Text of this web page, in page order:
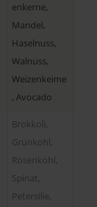
enkerne,
Mandel,
Haselnuss,
Walnuss,
Weizenkeime
, Avocado
Brokkoli,
Grünkohl,
Rosenkohl,
Spinat,
Petersilie,